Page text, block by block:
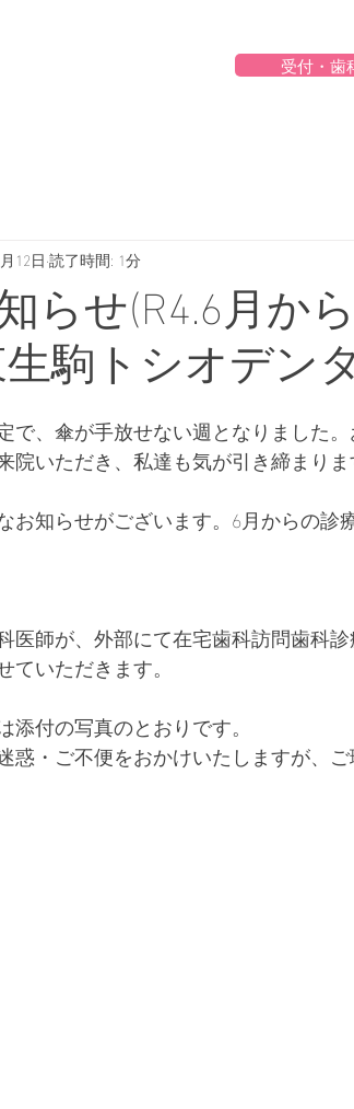
受付・歯
らせ(R4.6月か
駒トシオデン
12日 読了時間: 1分
で、傘が手放せない週となりました
院いただき、私達も気が引き締まり
お知らせがございます。6月からの診
医師が、外部にて在宅歯科訪問歯科
いただきます。
付の写真のとおりです。
惑・ご不便をおかけいたしますが、